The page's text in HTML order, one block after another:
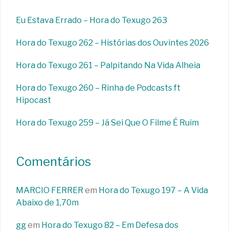
Eu Estava Errado – Hora do Texugo 263
Hora do Texugo 262 – Histórias dos Ouvintes 2026
Hora do Texugo 261 – Palpitando Na Vida Alheia
Hora do Texugo 260 – Rinha de Podcasts ft
Hipocast
Hora do Texugo 259 – Já Sei Que O Filme É Ruim
Comentários
MARCIO FERRER em Hora do Texugo 197 – A Vida
Abaixo de 1,70m
ggem Hora do Texugo 82 – Em Defesa dos